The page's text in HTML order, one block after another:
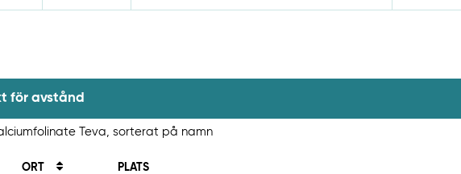
för avstånd
Teva, sorterat på namn
ORT PLATS